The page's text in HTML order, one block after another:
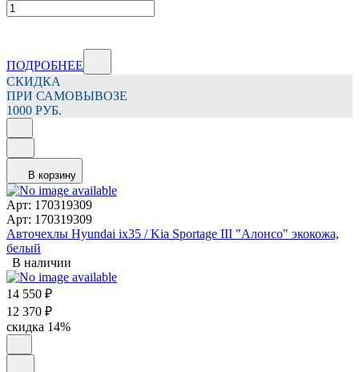
ПОДРОБНЕЕ
СКИДКА
ПРИ САМОВЫВОЗЕ
1000 РУБ.
В корзину
Арт: 170319309
Арт: 170319309
Авточехлы Hyundai ix35 / Kia Sportage III "Алонсо" экокожа,
белый
В наличии
14 550 ₽
12 370 ₽
скидка 14%